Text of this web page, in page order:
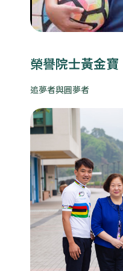
榮譽院士黃金
追夢者與圓夢者